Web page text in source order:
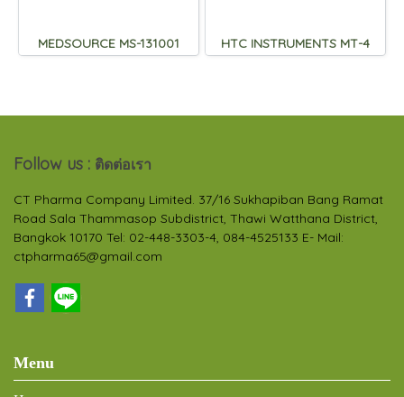
MEDSOURCE MS-131001 HTC INSTRUMENTS MT-4
Follow us : ติดต่อเรา
CT Pharma Company Limited. 37/16 Sukhapiban Bang Ramat
Road Sala Thammasop Subdistrict, Thawi Watthana District,
Bangkok 10170 Tel: 02-448-3303-4, 084-4525133 E- Mail:
ctpharma65@gmail.com
Menu